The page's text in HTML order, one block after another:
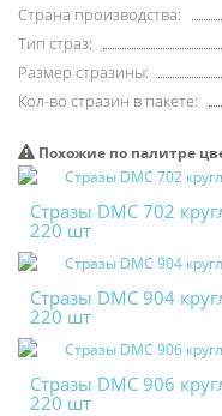
Страна производства:
Тип страз:
Размер стразины:
Кол-во стразин в пакете:
Похожие по палитре
Стразы DMC 702
220 шт
Стразы DMC 904
220 шт
Стразы DMC 906
220 шт